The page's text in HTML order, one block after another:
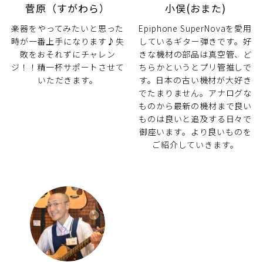
菅原（すがわら）
楽器をやってみたいと思った
時が一番上手になります♪失
敗をおそれずにチャレン
ジ！！精一杯サポートさせて
いただきます。
小俣(おまた)
Epiphone SuperNovaを愛用
しているギター弾きです。好
きな機材の部品は真空管、ど
ちらかというとプリ管推しで
す。日本の古い機材が大好き
でたまりません。アナログな
ものから最新の機材まで良い
ものは良いと追及する日々で
御座います。より良いものを
ご紹介していきます。